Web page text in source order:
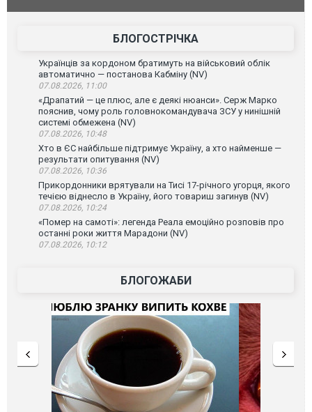
постраждали. ВІДЕО
БЛОГОСТРІЧКА
Українців за кордоном братимуть на військовий облік
автоматично — постанова Кабміну (NV)
07.08.2026, 11:00
«Драпатий — це плюс, але є деякі нюанси». Серж Марко
пояснив, чому роль головнокомандувача ЗСУ у нинішній
системі обмежена (NV)
07.08.2026, 10:48
Хто в ЄС найбільше підтримує Україну, а хто найменше —
результати опитування (NV)
07.08.2026, 10:36
Прикордонники врятували на Тисі 17-річного угорця, якого
течією віднесло в Україну, його товариш загинув (NV)
07.08.2026, 10:24
«Помер на самоті»: легенда Реала емоційно розповів про
останні роки життя Марадони (NV)
07.08.2026, 10:12
БЛОГОЖАБИ